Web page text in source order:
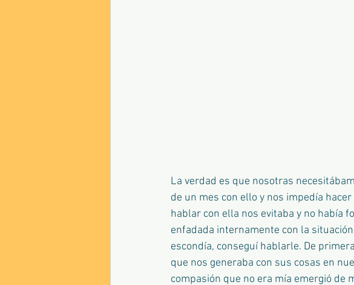
La verdad es que nosotras
de un mes con ello y nos impedía
hablar con ella nos evitaba y no había
enfadada internamente con la
escondía, conseguí hablarle. De
que nos generaba con sus cosas en
compasión que no era mía emergió de